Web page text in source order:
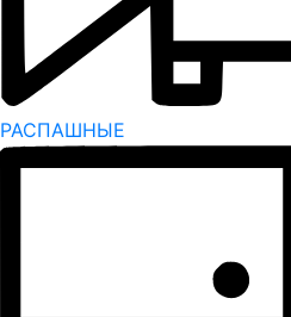
РАСПАШНЫЕ